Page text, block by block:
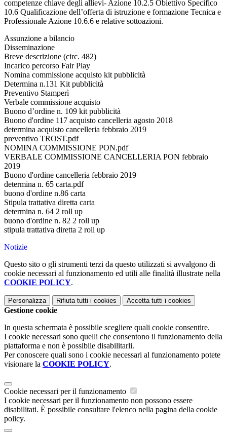
competenze chiave degli allievi- Azione 10.2.5 Obiettivo Specifico
10.6 Qualificazione dell’offerta di istruzione e formazione Tecnica e
Professionale Azione 10.6.6 e relative sottoazioni.
Assunzione a bilancio
Disseminazione
Breve descrizione (circ. 482)
Incarico percorso Fair Play
Nomina commissione acquisto kit pubblicità
Determina n.131 Kit pubblicità
Preventivo Stamperì
Verbale commissione acquisto
Buono d’ordine n. 109 kit pubblicità
Buono d'ordine 117 acquisto cancelleria agosto 2018
determina acquisto cancelleria febbraio 2019
preventivo TROST.pdf
NOMINA COMMISSIONE PON.pdf
VERBALE COMMISSIONE CANCELLERIA PON febbraio
2019
Buono d'ordine cancelleria febbraio 2019
determina n. 65 carta.pdf
buono d'ordine n.86 carta
Stipula trattativa diretta carta
determina n. 64 2 roll up
buono d'ordine n. 82 2 roll up
stipula trattativa diretta 2 roll up
Notizie
Questo sito o gli strumenti terzi da questo utilizzati si avvalgono di
cookie necessari al funzionamento ed utili alle finalità illustrate nella
COOKIE POLICY.
Personalizza Rifiuta tutti i cookies Accetta tutti i cookies
Gestione cookie
In questa schermata è possibile scegliere quali cookie consentire.
I cookie necessari sono quelli che consentono il funzionamento della
piattaforma e non è possibile disabilitarli.
Per conoscere quali sono i cookie necessari al funzionamento potete
visionare la COOKIE POLICY.
Cookie necessari per il funzionamento
I cookie necessari per il funzionamento non possono essere
disabilitati. È possibile consultare l'elenco nella pagina della cookie
policy.